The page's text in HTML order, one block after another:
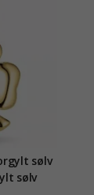
sølv
sølv